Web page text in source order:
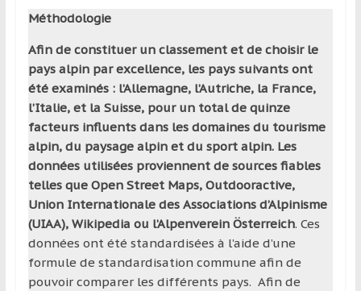
Méthodologie
Afin de constituer un classement et de choisir le
pays alpin par excellence, les pays suivants ont
été examinés : l’Allemagne, l’Autriche, la France,
l’Italie, et la Suisse, pour un total de quinze
facteurs influents dans les domaines du tourisme
alpin, du paysage alpin et du sport alpin. Les
données utilisées proviennent de sources fiables
telles que Open Street Maps, Outdooractive,
Union Internationale des Associations d’Alpinisme
(UIAA), Wikipedia ou l’Alpenverein Österreich. Ces
données ont été standardisées à l’aide d’une
formule de standardisation commune afin de
pouvoir comparer les différents pays. Afin de